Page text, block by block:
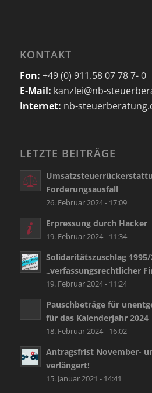
KONTAKT
Fon: +49 (0) 911.58 07 78 7- 0
E-Mail: kanzlei@nb-
Internet: nb-
LETZTE BEITRÄGE
Forderungsausfall
26. Februar 2024 - 17:09
Erpressung durch Hacker
19. Februar 2024 - 11:34
Solidaritätszuschlag
„verfassungsrechtlicher
19. Februar 2024 - 11:24
Pauschbeträge für
für das Kalenderjahr 2024
18. Februar 2024 - 16:02
Antragsfrist November-
verlängert!
15. Januar 2021 - 14:41